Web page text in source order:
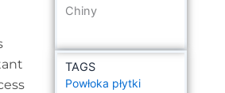
Chiny
TAGS
Powłoka płytki